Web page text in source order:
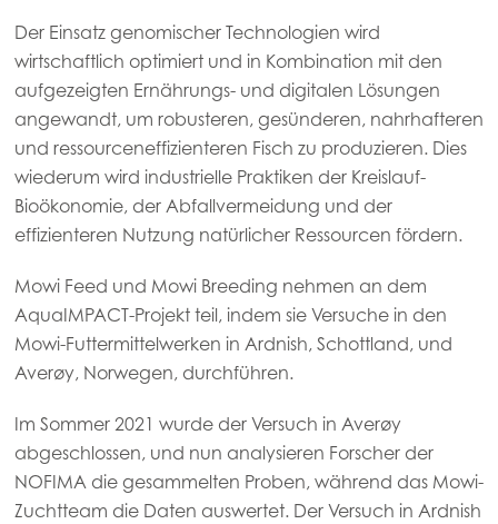
Europe
Mowi Belgium (FR)
Mowi Belgium (NL)
Mowi Czechia (CZ)
Mowi Czechia (EN)
Mowi Faroe Islands
Mowi France
Mowi Germany ACTIVE
Mowi Ireland
Mowi Netherlands
Mowi Norway
Weiter
Der Einsatz genomischer Technologien wird
wirtschaftlich optimiert und in Kombination mit den
aufgezeigten Ernährungs- und digitalen Lösungen
angewandt, um robusteren, gesünderen, nahrhafteren
und ressourceneffizienteren Fisch zu produzieren. Dies
wiederum wird industrielle Praktiken der Kreislauf-
Bioökonomie, der Abfallvermeidung und der
effizienteren Nutzung natürlicher Ressourcen fördern.
Mowi Feed und Mowi Breeding nehmen an dem
AquaIMPACT-Projekt teil, indem sie Versuche in den
Mowi-Futtermittelwerken in Ardnish, Schottland, und
Averøy, Norwegen, durchführen.
Im Sommer 2021 wurde der Versuch in Averøy
abgeschlossen, und nun analysieren Forscher der
NOFIMA die gesammelten Proben, während das Mowi-
Zuchtteam die Daten auswertet. Der Versuch in Ardnish